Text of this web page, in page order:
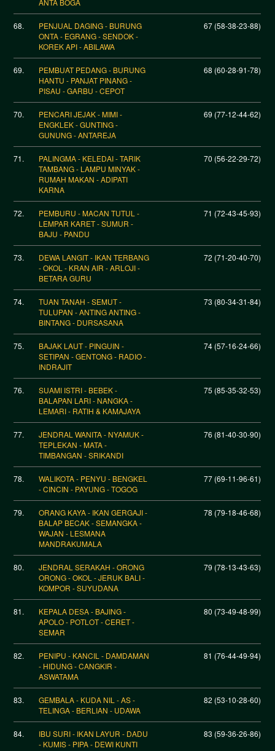
ANTA BOGA
68.
PENJUAL DAGING - BURUNG
ONTA - EGRANG - SENDOK -
KOREK API - ABILAWA
67 (58-38-23-88)
69.
PEMBUAT PEDANG - BURUNG
HANTU - PANJAT PINANG -
PISAU - GARBU - CEPOT
68 (60-28-91-78)
70.
PENCARI JEJAK - MIMI -
ENGKLEK - GUNTING -
GUNUNG - ANTAREJA
69 (77-12-44-62)
71.
PALINGMA - KELEDAI - TARIK
TAMBANG - LAMPU MINYAK -
RUMAH MAKAN - ADIPATI
KARNA
70 (56-22-29-72)
72.
PEMBURU - MACAN TUTUL -
LEMPAR KARET - SUMUR -
BAJU - PANDU
71 (72-43-45-93)
73.
DEWA LANGIT - IKAN TERBANG
- OKOL - KRAN AIR - ARLOJI -
BETARA GURU
72 (71-20-40-70)
74.
TUAN TANAH - SEMUT -
TULUPAN - ANTING ANTING -
BINTANG - DURSASANA
73 (80-34-31-84)
75.
BAJAK LAUT - PINGUIN -
SETIPAN - GENTONG - RADIO -
INDRAJIT
74 (57-16-24-66)
76.
SUAMI ISTRI - BEBEK -
BALAPAN LARI - NANGKA -
LEMARI - RATIH & KAMAJAYA
75 (85-35-32-53)
77.
JENDRAL WANITA - NYAMUK -
TEPLEKAN - MATA -
TIMBANGAN - SRIKANDI
76 (81-40-30-90)
78.
WALIKOTA - PENYU - BENGKEL
- CINCIN - PAYUNG - TOGOG
77 (69-11-96-61)
79.
ORANG KAYA - IKAN GERGAJI -
BALAP BECAK - SEMANGKA -
WAJAN - LESMANA
MANDRAKUMALA
78 (79-18-46-68)
80.
JENDRAL SERAKAH - ORONG
ORONG - OKOL - JERUK BALI -
KOMPOR - SUYUDANA
79 (78-13-43-63)
81.
KEPALA DESA - BAJING -
APOLO - POTLOT - CERET -
SEMAR
80 (73-49-48-99)
82.
PENIPU - KANCIL - DAMDAMAN
- HIDUNG - CANGKIR -
ASWATAMA
81 (76-44-49-94)
83.
GEMBALA - KUDA NIL - AS -
TELINGA - BERLIAN - UDAWA
82 (53-10-28-60)
84.
IBU SURI - IKAN LAYUR - DADU
- KUMIS - PIPA - DEWI KUNTI
83 (59-36-26-86)